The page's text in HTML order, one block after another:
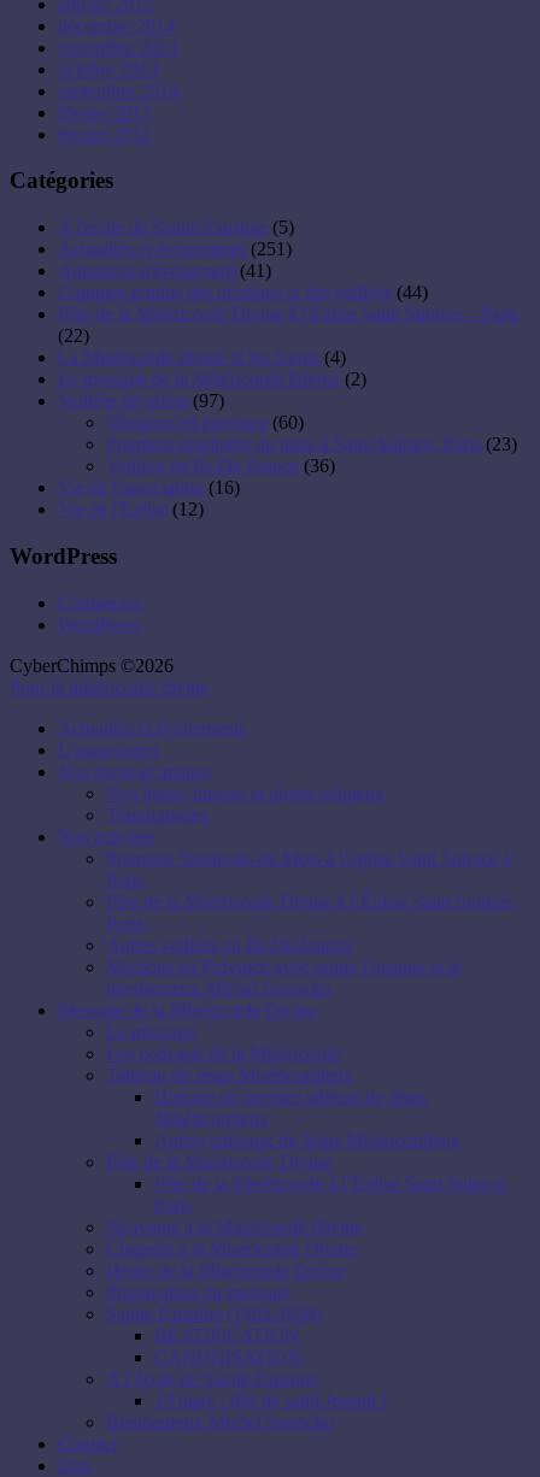
décembre 2014
novembre 2014
octobre 2014
septembre 2014
février 2013
février 2012
Catégories
A l'école de Sainte Faustine (5)
Actualités et événements (251)
Annonces d'événement (41)
Comptes-rendus des missions et des veillées (44)
Fête de la Miséricorde Divine à l'Église Saint Sulpice – Paris
(22)
La Miséricorde divine et les Saints (4)
Le message de la Miséricorde Divine (2)
Veillées de prière (97)
Missions en province (60)
Premiers vendredis du mois à Saint Sulpice, Paris (23)
Veillées en Ile-De-France (36)
Vie de l'association (16)
Vie de l'Eglise (12)
WordPress
Connexion
WordPress
CyberChimps ©2026
Pour la miséricorde divine
Actualités et évènements
L’association
Nos livres et images
Nos livres, images et objets religieux
Témoignages
Nos activités
Premiers Vendredis du Mois à l’église Saint Sulpice à
Paris
Fête de la Miséricorde Divine à l’Église Saint Sulpice,
Paris
Autres veillées en Ile-De-France
Missions en Province avec sainte Faustine et le
bienheureux Michel Sopocko
Message de la Miséricorde Divine
Le message
Les podcasts de la Miséricorde
Tableau de Jésus Miséricordieux
Histoire du premier tableau de Jésus
Miséricordieux
Autres tableaux de Jésus Miséricordieux
Fête de la Miséricorde Divine
Fête de la Miséricorde à l’Église Saint Sulpice,
Paris
Neuvaine à la Miséricorde Divine
Chapelet à la Miséricorde Divine
Heure de la Miséricorde Divine
Propagation du message
Sainte Faustine (1905-1938)
BEATIFICATION
CANONISATION
A l’école de Sainte Faustine
19 mars : fête de saint Joseph !
Bienheureux Michel Sopocko
Contact
Don